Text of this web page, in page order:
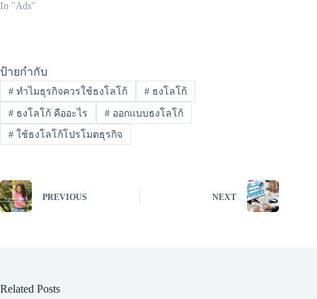
In "Ads"
ป้ายกำกับ
#ทำไมธุรกิจควรใช้ธงโลโก้ #ธงโลโก้
#ธงโลโก้ คืออะไร #ออกแบบธงโลโก้
#ใช้ธงโลโก้โปรโมตธุรกิจ
PREVIOUS NEXT
Related Posts